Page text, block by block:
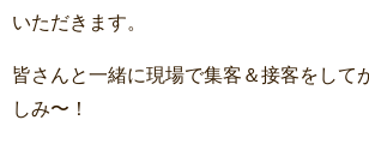
いただきます。
皆さんと一緒に現場で集客＆接客をして
しみ〜！